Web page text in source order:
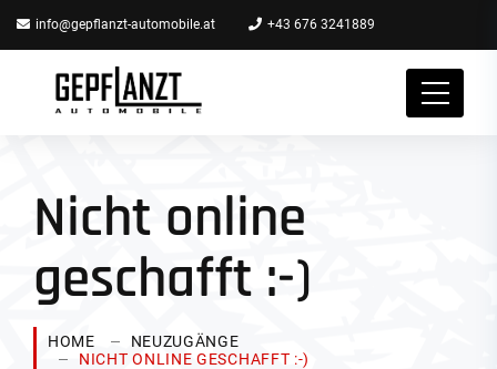
info@gepflanzt-automobile.at +43 676 3241889
Nicht online
geschafft :-)
HOME
NEUZUGÄNGE
NICHT ONLINE GESCHAFFT :-)